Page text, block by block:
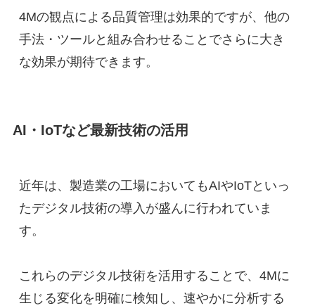
4Mの観点による品質管理は効果的ですが、他の
手法・ツールと組み合わせることでさらに大き
な効果が期待できます。
AI・IoTなど最新技術の活用
近年は、製造業の工場においてもAIやIoTといっ
たデジタル技術の導入が盛んに行われていま
す。
これらのデジタル技術を活用することで、4Mに
生じる変化を明確に検知し、速やかに分析する